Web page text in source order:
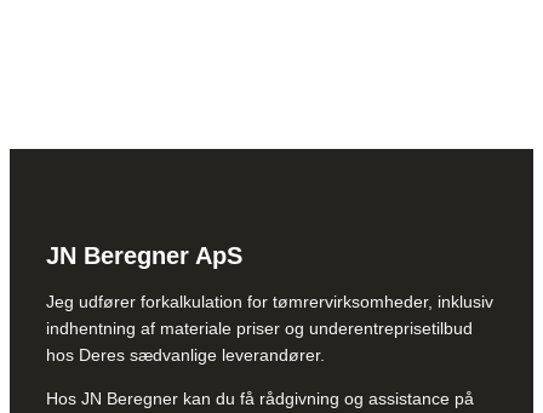
JN Beregner ApS
Jeg udfører forkalkulation for tømrervirksomheder, inklusiv
indhentning af materiale priser og underentreprisetilbud
hos Deres sædvanlige leverandører.
Hos JN Beregner kan du få rådgivning og assistance på